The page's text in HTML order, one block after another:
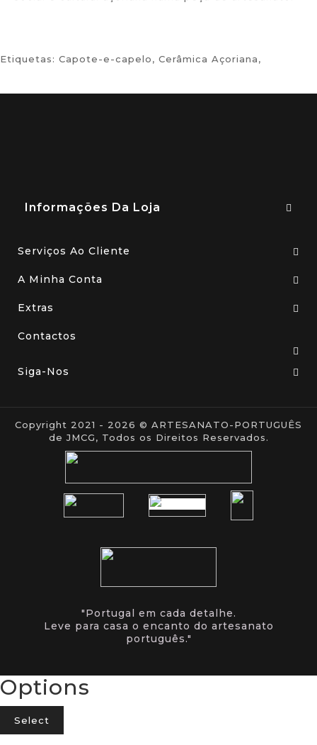
Etiquetas: Capote-e-capelo, Cerâmica Açoriana,
Informações Da Loja
Serviços Ao Cliente
A Minha Conta
Extras
Contactos
Siga-Nos
Copyright 2021 - 2026 © ARTESANATO-PORTUGUÊS
de JMCG, Todos os Direitos Reservados.
"Portugal em cada detalhe.
Leve para casa o encanto do artesanato
português."
Options
Select